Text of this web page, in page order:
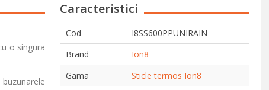
o singura
Caracteristici
Cod
I8SS600PPUNIRAIN
Brand
Ion8
Gama
Sticle termos Ion8